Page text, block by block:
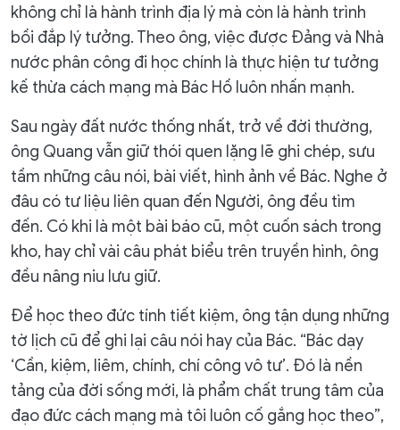
không chỉ là hành trình địa lý mà còn là hành trình
bồi đắp lý tưởng. Theo ông, việc được Đảng và Nhà
nước phân công đi học chính là thực hiện tư tưởng
kế thừa cách mạng mà Bác Hồ luôn nhấn mạnh.
Sau ngày đất nước thống nhất, trở về đời thường,
ông Quang vẫn giữ thói quen lặng lẽ ghi chép, sưu
tầm những câu nói, bài viết, hình ảnh về Bác. Nghe ở
đâu có tư liệu liên quan đến Người, ông đều tìm
đến. Có khi là một bài báo cũ, một cuốn sách trong
kho, hay chỉ vài câu phát biểu trên truyền hình, ông
đều nâng niu lưu giữ.
Để học theo đức tính tiết kiệm, ông tận dụng những
tờ lịch cũ để ghi lại câu nói hay của Bác. “Bác dạy
‘Cần, kiệm, liêm, chính, chí công vô tư’. Đó là nền
tảng của đời sống mới, là phẩm chất trung tâm của
đạo đức cách mạng mà tôi luôn cố gắng học theo”,